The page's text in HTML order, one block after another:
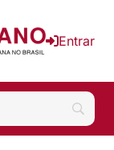
Entrar